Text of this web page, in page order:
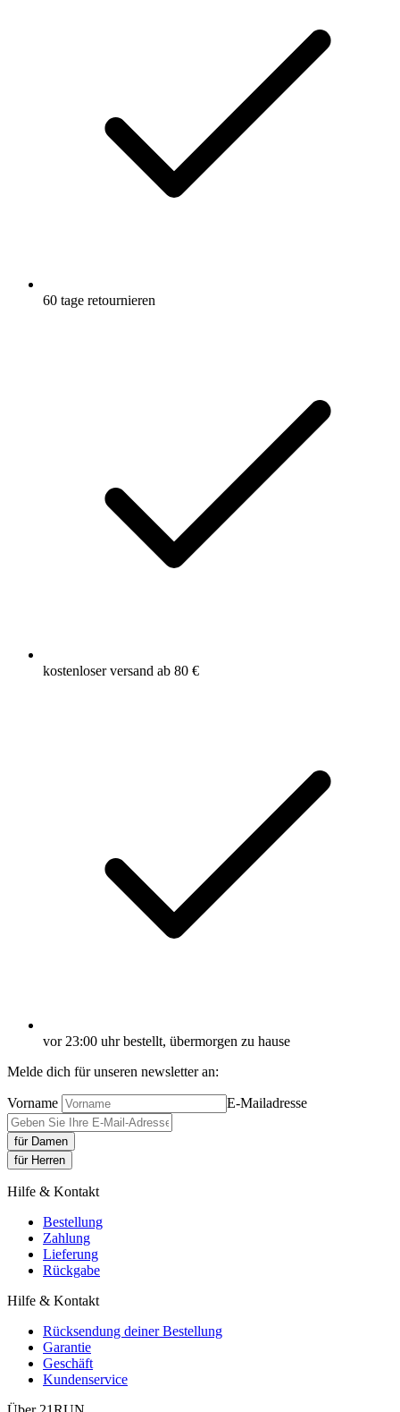
60 tage retournieren
kostenloser versand ab 80 €
vor 23:00 uhr bestellt, übermorgen zu hause
Melde dich für unseren newsletter an:
Vorname E-Mailadresse
für Damen
für Herren
Hilfe & Kontakt
Bestellung
Zahlung
Lieferung
Rückgabe
Hilfe & Kontakt
Rücksendung deiner Bestellung
Garantie
Geschäft
Kundenservice